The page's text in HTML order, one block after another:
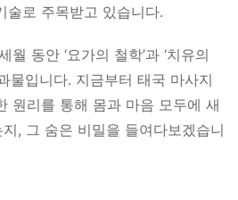
술로 주목받고 있습니다.
동안 ‘요가의 철학’과 ‘치유의
물입니다. 지금부터 태국 마사지
원리를 통해 몸과 마음 모두에 새
, 그 숨은 비밀을 들여다보겠습니